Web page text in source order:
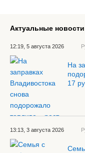
Актуальные новости
12:19, 5 августа 2026
На
17
13:13, 3 августа 2026